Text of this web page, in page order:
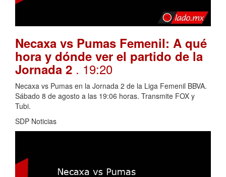
Necaxa vs Pumas Femenil: A qué
hora y dónde ver el partido de la
Jornada 2 . 19:20
Necaxa vs Pumas en la Jornada 2 de la Liga Femenil BBVA.
Sábado 8 de agosto a las 19:06 horas. Transmite FOX y
Tubi.
SDP Noticias